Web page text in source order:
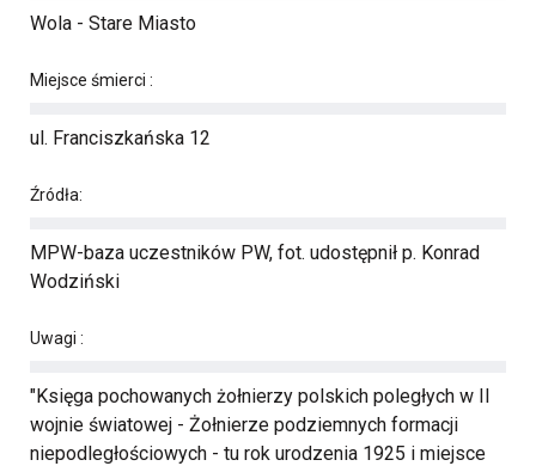
Wola - Stare Miasto
Miejsce śmierci :
ul. Franciszkańska 12
Źródła:
MPW-baza uczestników PW, fot. udostępnił p. Konrad
Wodziński
Uwagi :
"Księga pochowanych żołnierzy polskich poległych w II
wojnie światowej - Żołnierze podziemnych formacji
niepodległościowych - tu rok urodzenia 1925 i miejsce